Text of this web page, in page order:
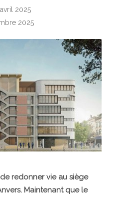
2025
2025
redonner vie au siège
Maintenant que le